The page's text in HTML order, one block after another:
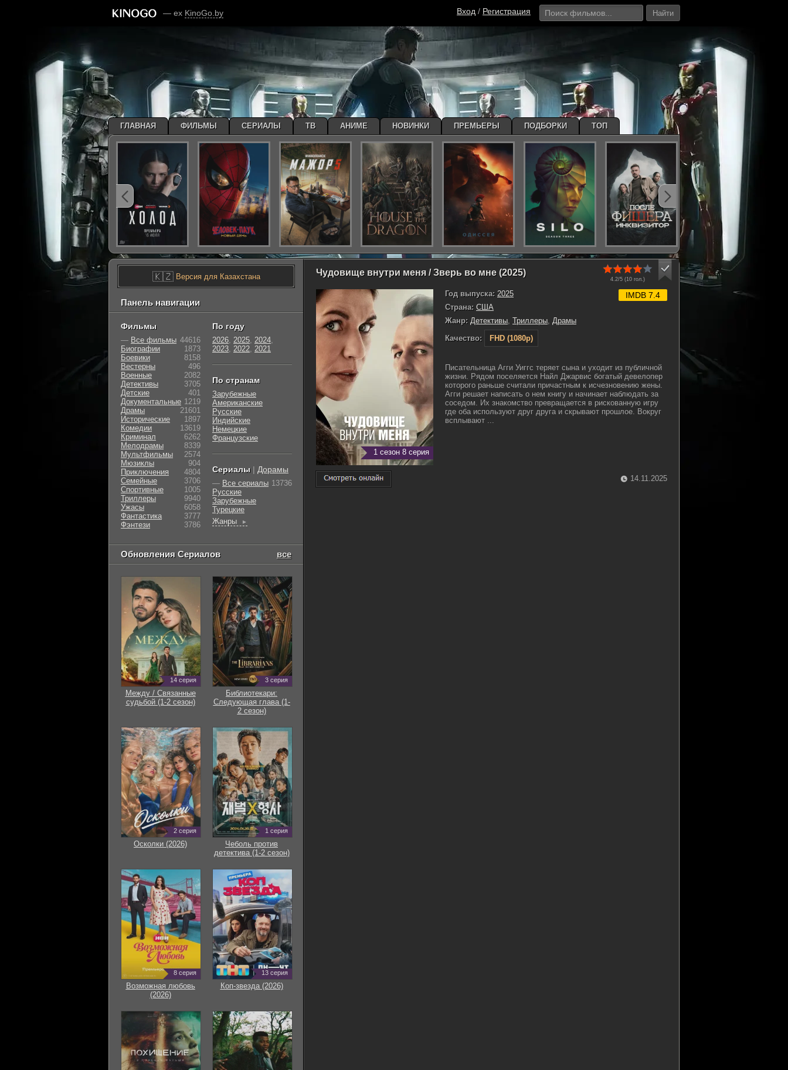
— ex KinoGo.by Вход / Регистрация Найти
Чудовище внутри меня / Зверь во мне (2025)
4.2/5 (10 гол.)
1 сезон 8 серия
Год выпуска: 2025
Страна: США
Жанр: Детективы, Триллеры, Драмы
Качество:
FHD (1080p)
IMDB 7.4
Писательница Агги Уиггс теряет сына и уходит из публичной
жизни. Рядом поселяется Найл Джарвис богатый девелопер
которого раньше считали причастным к исчезновению жены.
Агги решает написать о нем книгу и начинает наблюдать за
соседом. Их знакомство превращается в рискованную игру
где оба используют друг друга и скрывают прошлое. Вокруг
всплывают ...
14.11.2025
🇰🇿Версия для Казахстана
Панель навигации
Фильмы
— Все фильмы 44616
Биографии
1873
Боевики
8158
Вестерны
496
Военные
2082
Детективы
3705
Детские
401
Документальные 1219
Драмы
21601
Исторические
1897
Комедии
13619
Криминал
6262
Мелодрамы
8339
Мультфильмы
2574
Мюзиклы
904
Приключения
4804
Семейные
3706
Cпортивные
1005
Триллеры
9940
Ужасы
6058
Фантастика
3777
Фэнтези
3786
По году
2026, 2025, 2024,
2023, 2022, 2021
По странам
Зарубежные
Американские
Русские
Индийские
Немецкие
Французские
Сериалы | Дорамы
— Все сериалы 13736
Русские
Зарубежные
Турецкие
Жанры
►
Обновления Сериалов все
14 серия
Между / Связанные
судьбой (1-2 сезон)
3 серия
Библиотекари:
Следующая глава (1-
2 сезон)
2 серия
Осколки (2026)
1 серия
Чеболь против
детектива (1-2 сезон)
8 серия
Возможная любовь
(2026)
13 серия
Коп-звезда (2026)
ГЛАВНАЯ ФИЛЬМЫ СЕРИАЛЫ ТВ АНИМЕ НОВИНКИ ПРЕМЬЕРЫ ПОДБОРКИ ТОП